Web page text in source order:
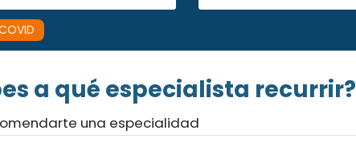
a qué especialista recurrir?
una especialidad